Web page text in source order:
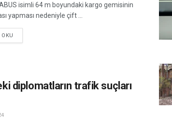
isimli 64 m boyundaki kargo gemisinin
yapması nedeniyle çift ...
diplomatların trafik suçları